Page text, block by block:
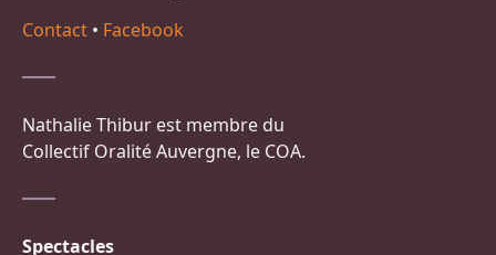
Contact • Facebook
Nathalie Thibur est membre du
Collectif Oralité Auvergne, le COA.
Spectacles